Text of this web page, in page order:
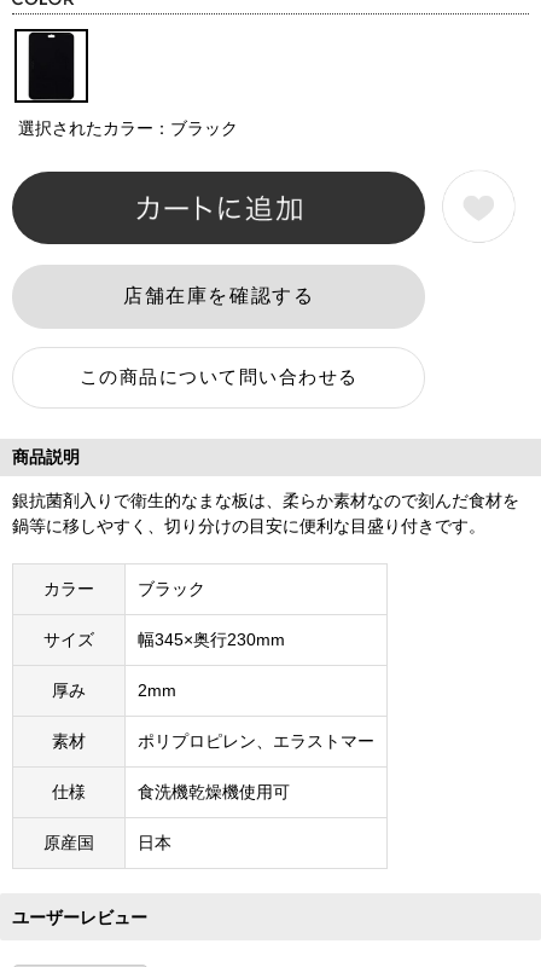
選択されたカラー：ブラック
商品説明
銀抗菌剤入りで衛生的なまな板は、柔らか素材なので刻んだ食材を
鍋等に移しやすく、切り分けの目安に便利な目盛り付きです。
カラー ブラック
サイズ 幅345×奥行230mm
厚み 2mm
素材 ポリプロピレン、エラストマー
仕様 食洗機乾燥機使用可
原産国 日本
ユーザーレビュー